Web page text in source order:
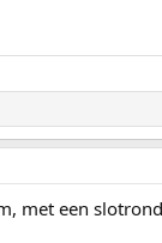
met een